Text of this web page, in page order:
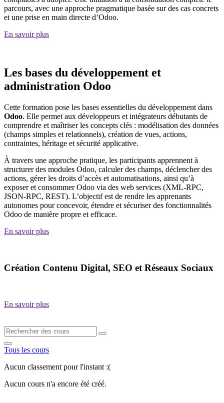
parcours, avec une approche pragmatique basée sur des cas concrets
et une prise en main directe d’Odoo.
En savoir plus
Les bases du développement et
administration Odoo
Cette formation pose les bases essentielles du développement dans
Odoo. Elle permet aux développeurs et intégrateurs débutants de
comprendre et maîtriser les concepts clés : modélisation des données
(champs simples et relationnels), création de vues, actions,
contraintes, héritage et sécurité applicative.
À travers une approche pratique, les participants apprennent à
structurer des modules Odoo, calculer des champs, déclencher des
actions, gérer les droits d’accès et automatisations, ainsi qu’à
exposer et consommer Odoo via des web services (XML-RPC,
JSON-RPC, REST). L’objectif est de rendre les apprenants
autonomes pour concevoir, étendre et sécuriser des fonctionnalités
Odoo de manière propre et efficace.
En savoir plus
Création Contenu Digital, SEO et Réseaux Sociaux
En savoir plus
Tous les cours
Aucun classement pour l'instant :(
Aucun cours n'a encore été créé.